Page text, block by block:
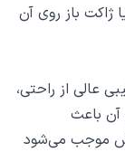
ژاکت باز روی آن
عالی از راحتی،
جنس 100٪ پنبه‌ای آن باعث
موجب می‌شود